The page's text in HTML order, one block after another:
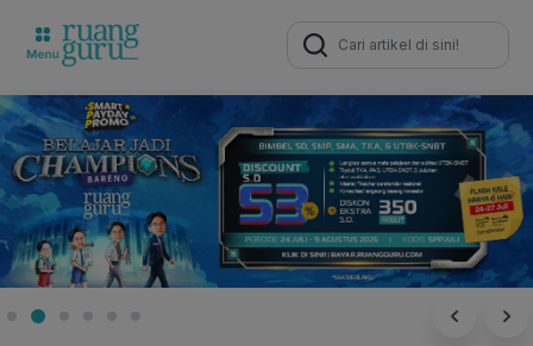
Search
for: